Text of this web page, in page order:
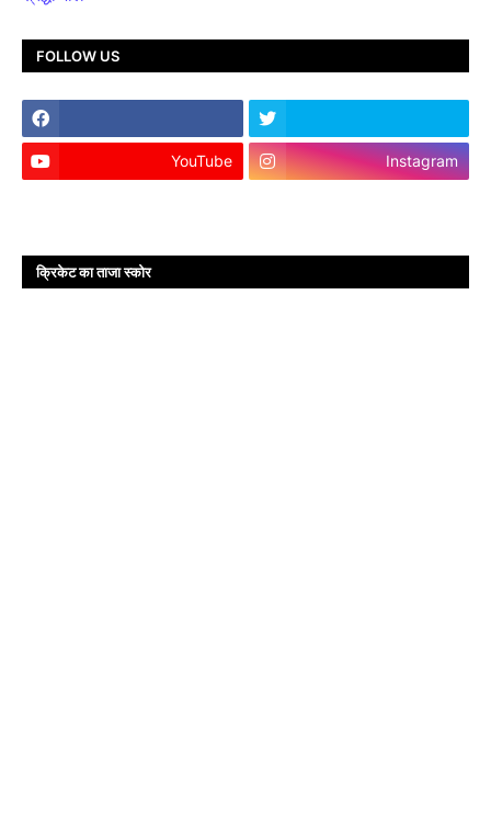
FOLLOW US
YouTube Instagram
क्रिकेट का ताजा स्कोर